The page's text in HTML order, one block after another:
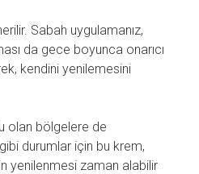
Sabah uygulamanız,
da gece boyunca onarıcı
kendini yenilemesini
olan bölgelere de
durumlar için bu krem,
yenilenmesi zaman alabilir